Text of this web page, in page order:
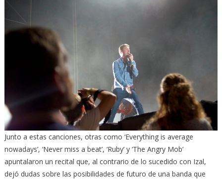
Junto a estas canciones, otras como ‘Everything is average
nowadays’, ‘Never miss a beat’, ‘Ruby’ y ‘The Angry Mob’
apuntalaron un recital que, al contrario de lo sucedido con Izal,
dejó dudas sobre las posibilidades de futuro de una banda que